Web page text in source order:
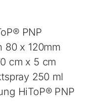
PNP
80 x 120mm
cm x 5 cm
250 ml
HiToP® PNP